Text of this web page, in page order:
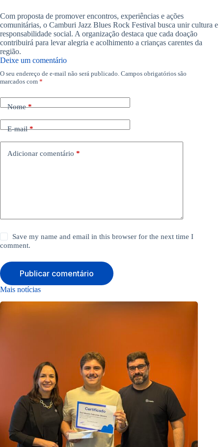
Com proposta de promover encontros, experiências e ações
comunitárias, o Camburi Jazz Blues Rock Festival busca unir cultura e
responsabilidade social. A organização destaca que cada doação
contribuirá para levar alegria e acolhimento a crianças carentes da
região.
Deixe um comentário
O seu endereço de e-mail não será publicado. Campos obrigatórios são
marcados com *
Nome*
E-mail*
Adicionar comentário *
Save my name and email in this browser for the next time I
comment.
Publicar comentário
Mais notícias